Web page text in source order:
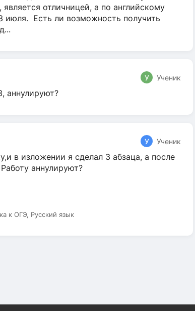
отличницей, а по английскому
июля. Есть ли возможность получить
У Ученик
аннулируют?
У Ученик
в изложении я сделал 3 абзаца, а после
аннулируют?
к ОГЭ, Русский язык